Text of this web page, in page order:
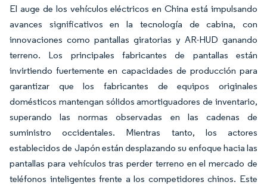
El auge de los vehículos eléctricos en China está impulsando
avances significativos en la tecnología de cabina, con
innovaciones como pantallas giratorias y AR-HUD ganando
terreno. Los principales fabricantes de pantallas están
invirtiendo fuertemente en capacidades de producción para
garantizar que los fabricantes de equipos originales
domésticos mantengan sólidos amortiguadores de inventario,
superando las normas observadas en las cadenas de
suministro occidentales. Mientras tanto, los actores
establecidos de Japón están desplazando su enfoque hacia las
pantallas para vehículos tras perder terreno en el mercado de
teléfonos inteligentes frente a los competidores chinos. Este